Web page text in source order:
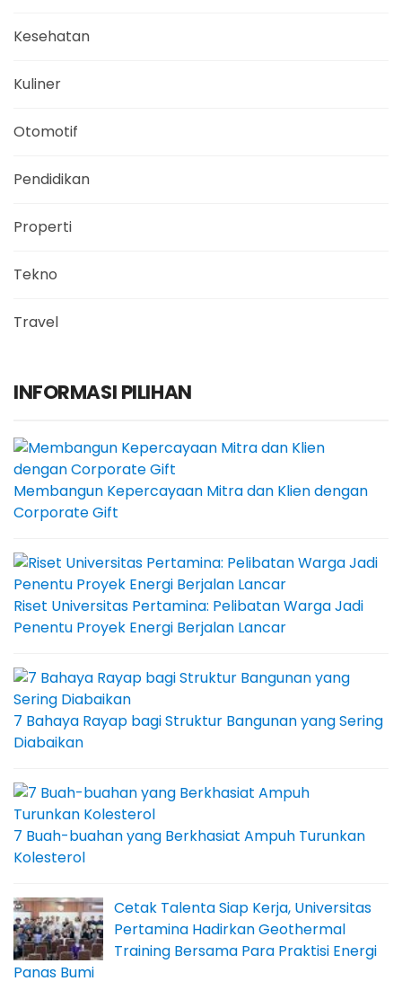
Kesehatan
Kuliner
Otomotif
Pendidikan
Properti
Tekno
Travel
INFORMASI PILIHAN
Membangun Kepercayaan Mitra dan Klien dengan
Corporate Gift
Riset Universitas Pertamina: Pelibatan Warga Jadi
Penentu Proyek Energi Berjalan Lancar
7 Bahaya Rayap bagi Struktur Bangunan yang Sering
Diabaikan
7 Buah-buahan yang Berkhasiat Ampuh Turunkan
Kolesterol
Cetak Talenta Siap Kerja, Universitas
Pertamina Hadirkan Geothermal
Training Bersama Para Praktisi Energi
Panas Bumi